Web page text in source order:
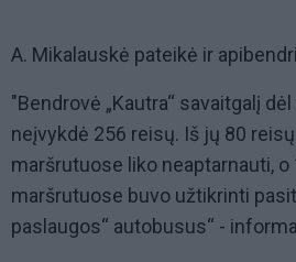
A. Mikalauskė pateikė ir
"Bendrovė „Kautra“ savaitgalį
neįvykdė 256 reisų. Iš jų 80 reisų
maršrutuose liko neaptarnauti, o
maršrutuose buvo užtikrinti
paslaugos“ autobusus“ -